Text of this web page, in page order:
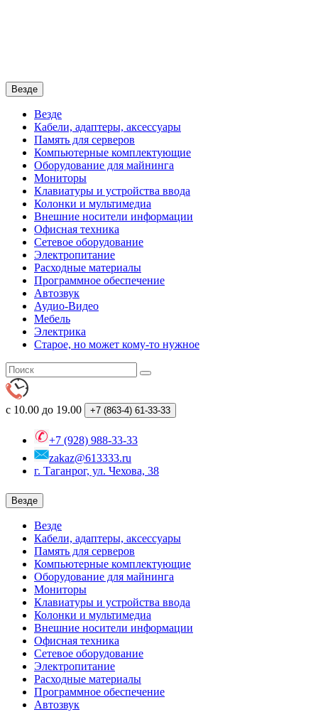
Везде
Везде
Кабели, адаптеры, аксессуары
Память для серверов
Компьютерные комплектующие
Оборудование для майнинга
Мониторы
Клавиатуры и устройства ввода
Колонки и мультимедиа
Внешние носители информации
Офисная техника
Сетевое оборудование
Электропитание
Расходные материалы
Программное обеспечение
Автозвук
Аудио-Видео
Мебель
Электрика
Старое, но может кому-то нужное
с 10.00 до 19.00 +7 (863-4) 61-33-33
+7 (928) 988-33-33
zakaz@613333.ru
г. Таганрог, ул. Чехова, 38
Везде
Везде
Кабели, адаптеры, аксессуары
Память для серверов
Компьютерные комплектующие
Оборудование для майнинга
Мониторы
Клавиатуры и устройства ввода
Колонки и мультимедиа
Внешние носители информации
Офисная техника
Сетевое оборудование
Электропитание
Расходные материалы
Программное обеспечение
Автозвук